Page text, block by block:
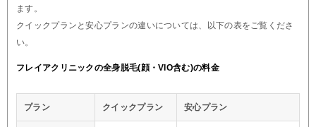
ます。
クイックプランと安心プランの違いについては、以下の表をご覧くださ
い。
フレイアクリニックの全身脱毛(顔・VIO含む)の料金
プラン クイックプラン 安心プラン